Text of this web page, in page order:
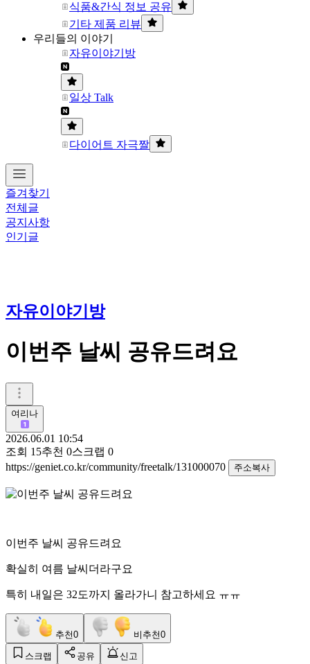
식품&간식 정보 공유
기타 제품 리뷰
우리들의 이야기
자유이야기방
일상 Talk
다이어트 자극짤
즐겨찾기
전체글
공지사항
인기글
자유이야기방
이번주 날씨 공유드려요
여리나
2026.06.01 10:54
조회 15추천 0스크랩 0
https://geniet.co.kr/community/freetalk/131000070
주소복사
이번주 날씨 공유드려요
확실히 여름 날씨더라구요
특히 내일은 32도까지 올라가니 참고하세요 ㅠㅠ
추천0 비추천0
스크랩 공유 신고